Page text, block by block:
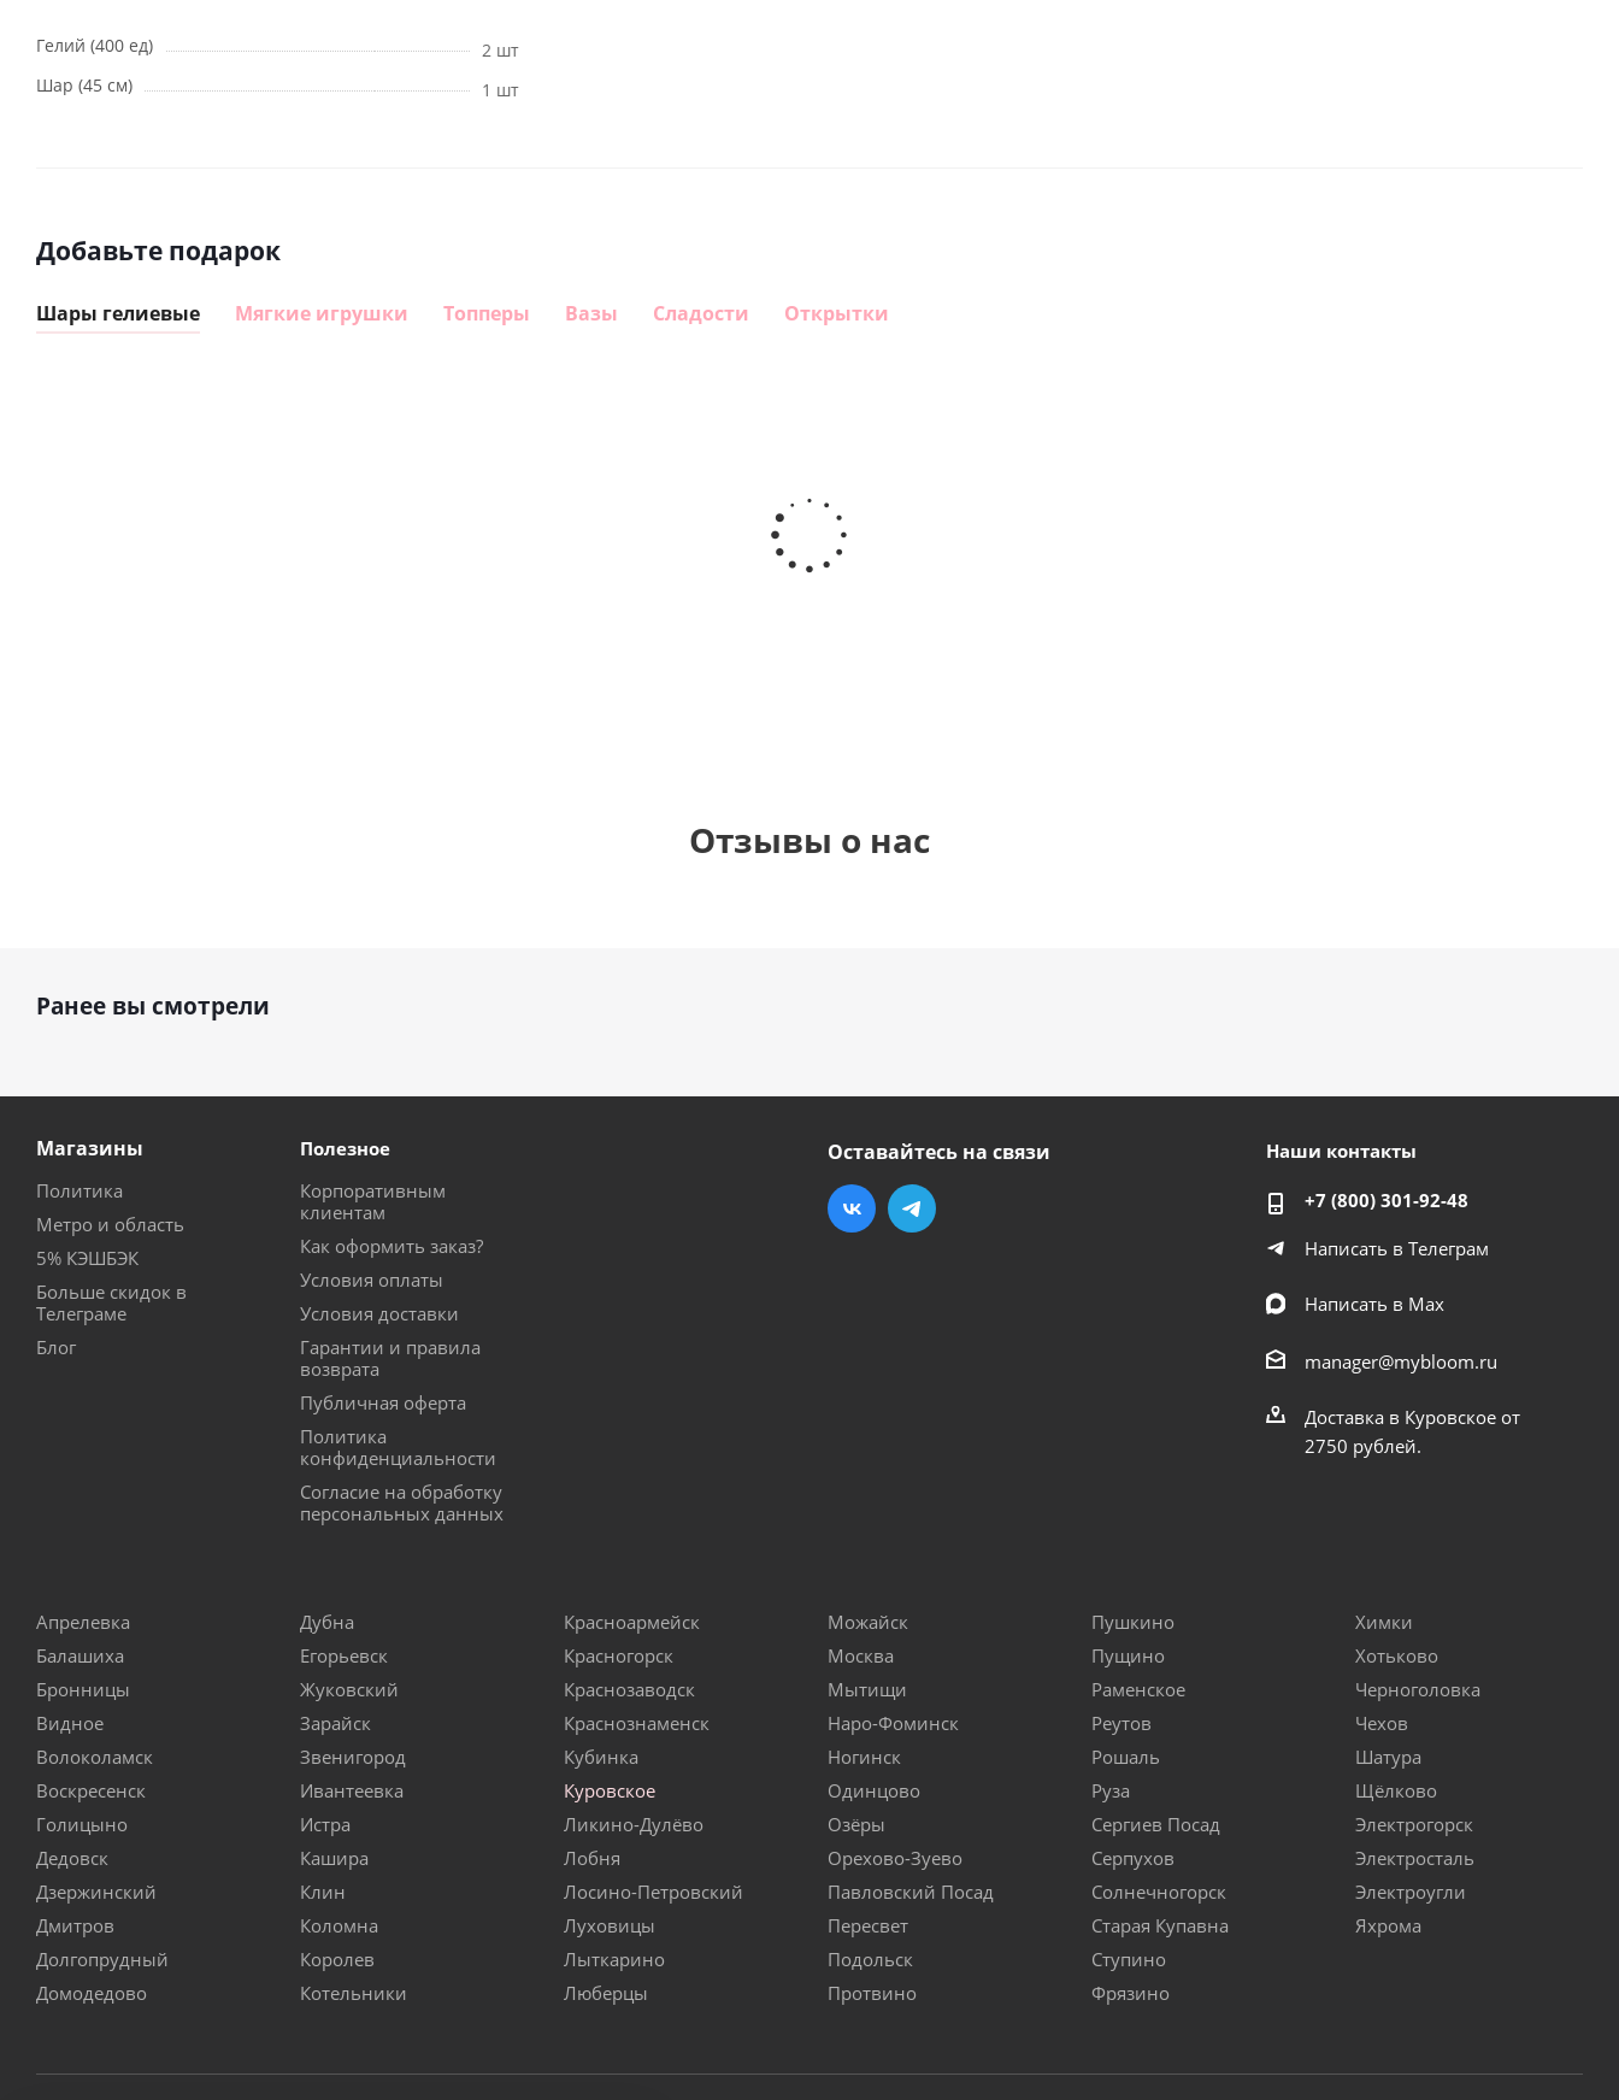
Гелий (400 ед)
2 шт
Шар (45 см)
1 шт
Добавьте подарок
Шары гелиевые Мягкие игрушки Топперы Вазы Сладости Открытки
Звезда - С
днем
рождения
Отзывы о нас
Ранее вы смотрели
Магазины
Политика
Метро и область
5% КЭШБЭК
Больше скидок в
Телеграме
Блог
Полезное
Корпоративным
клиентам
Как оформить заказ?
Условия оплаты
Условия доставки
Гарантии и правила
возврата
Публичная оферта
Политика
конфиденциальности
Согласие на обработку
персональных данных
Оставайтесь на связи Наши контакты
+7 (800) 301-92-48
Написать в Телеграм
Написать в Мах
manager@mybloom.ru
Доставка в Куровское от
2750 рублей.
Апрелевка
Балашиха
Бронницы
Видное
Волоколамск
Воскресенск
Голицыно
Дедовск
Дзержинский
Дмитров
Долгопрудный
Домодедово
Дубна
Егорьевск
Жуковский
Зарайск
Звенигород
Ивантеевка
Истра
Кашира
Клин
Коломна
Королев
Котельники
Красноармейск
Красногорск
Краснозаводск
Краснознаменск
Кубинка
Куровское
Ликино-Дулёво
Лобня
Лосино-Петровский
Луховицы
Лыткарино
Люберцы
Можайск
Москва
Мытищи
Наро-Фоминск
Ногинск
Одинцово
Озёры
Орехово-Зуево
Павловский Посад
Пересвет
Подольск
Протвино
Пушкино
Пущино
Раменское
Реутов
Рошаль
Руза
Сергиев Посад
Серпухов
Солнечногорск
Старая Купавна
Ступино
Фрязино
Химки
Хотьково
Черноголовка
Чехов
Шатура
Щёлково
Электрогорск
Электросталь
Электроугли
Яхрома